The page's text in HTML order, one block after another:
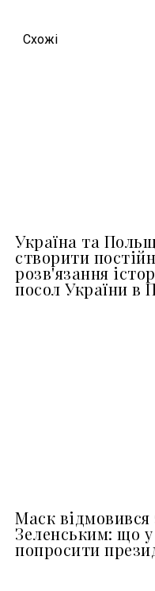
Схожi
Україна та
створити
розв'язання
посол України в
Маск відмовився
Зеленським: що у
попросити